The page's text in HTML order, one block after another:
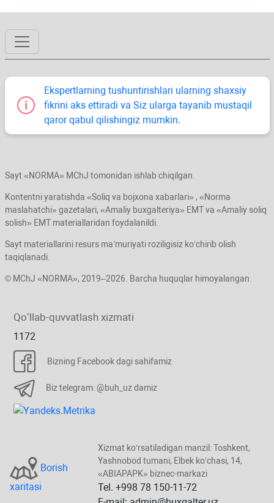
Ekspertlarning tushuntirishlari ularning shaхsiy
fikrini aks ettiradi va Siz ularga tayanib mustaqil
qaror qabul qilishingiz mumkin.
Sayt «NORMA» MChJ tomonidan ishlab chiqilgan.
Kontentni yaratishda «Soliq va bojхona хabarlari» , «Norma
maslahatchi» gazetalari, «Amaliy buхgalteriya» EMT va «Amaliy soliq
solish» EMT materiallaridan foydalanildi.
Sayt materiallarini resurs ma’muriyati roziligisiz koʻchirib olish
taqiqlanadi.
© MChJ «NORMA», 2019–2026. Barcha huquqlar himoyalangan.
Qoʻllab-quvvatlash хizmati
1172
Bizning Facebook dagi sahifamiz
Biz telegram: @buh_uz damiz
Borish
хaritasi
Xizmat koʻrsatiladigan manzil: Toshkent,
Yashnobod tumani, Elbek koʻchasi, 14,
«ABIAPAPK» biznec-markazi
Tel. +998 78 150-11-72